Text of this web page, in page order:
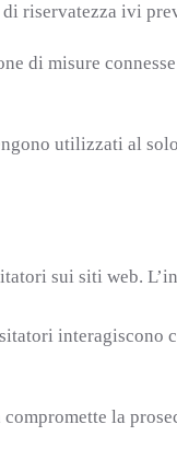
riservatezza ivi
di misure
utilizzati al
sui siti web.
interagiscono
la